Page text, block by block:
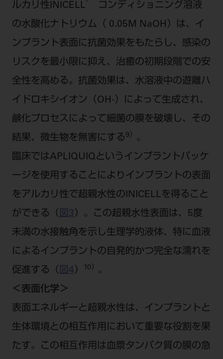
ルカリ性INICELL
コンディショニング溶液
の水酸化ナトリウム（ 0.05M NaOH）は、イ
ンプラント表面に抗菌効果をもたらし、感染の
リスクを最小限に抑え、治癒の初期段階での安
全性を高める。抗菌効果は、水溶液中の遊離ハ
イドロキシイオン（OH-）によって生成され、
鹸化プロセスによって細菌の膜を破壊し、その
結果、微生物を無害にする 9）
。
臨床ではAPLIQUIQというインプラントパッケ
ージを使用することによりインプラントの表面
をアルカリ性で超親水性のINICELLを得ること
ができる（ 図3 ）。この超親水性表面は、5度
未満の水接触角を示し生理学的液体、特に血液
によるインプラントの自発的かつ完全な濡れを
促進する（ 図4 ） 10）
。
＜表面化学＞
表面エネルギーと超親水性は、インプラントと
生体環境との相互作用において重要な役割を果
たす。この相互作用は血漿タンパク質の膜の急